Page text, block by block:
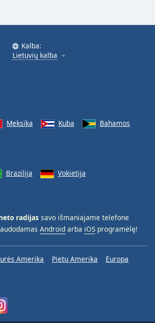
Kalba:
Lietuvių kalba
Meksika Kuba
Bahamos
Brazilija
Vokietija
radijas savo išmaniajame telefone
Android arba iOS programėlę!
Amerika Pietų Amerika
Europa